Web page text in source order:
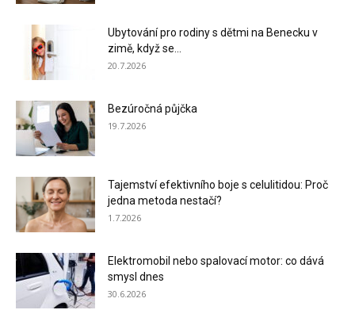
Ubytování pro rodiny s dětmi na Benecku v
zimě, když se...
20.7.2026
Bezúročná půjčka
19.7.2026
Tajemství efektivního boje s celulitidou: Proč
jedna metoda nestačí?
1.7.2026
Elektromobil nebo spalovací motor: co dává
smysl dnes
30.6.2026